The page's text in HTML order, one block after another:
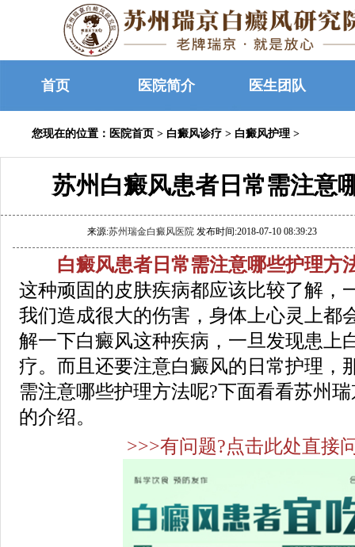
首页 医院简介 医生团队
您现在的位置： 医院首页 > 白癜风诊疗 > 白癜风护理 >
苏州白癜风患者日常需注意
来源:苏州瑞金白癜风医院 发布时间:2018-07-10 08:39:23
白癜风患者日常需注意哪些护理方
这种顽固的皮肤疾病都应该比较了解，
我们造成很大的伤害，身体上心灵上都
解一下白癜风这种疾病，一旦发现患上
疗。而且还要注意白癜风的日常护理，
需注意哪些护理方法呢?下面看看苏州
的介绍。
>>>有问题?点击此处直接